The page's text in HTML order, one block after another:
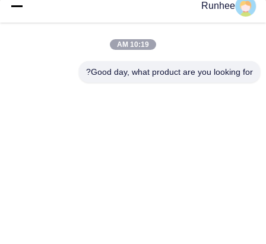
Runhee
10:19 AM
Good day, what product are you looking for?